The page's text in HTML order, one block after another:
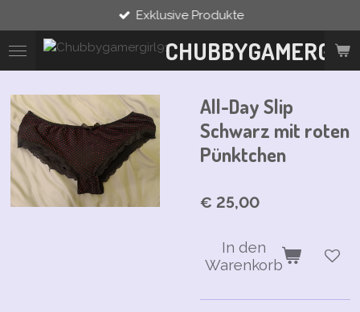
Hauptinhalt
springen
Exklusive Produkte
All-Day Slip
Schwarz mit roten
Pünktchen
€ 25,00
In den
Warenkorb